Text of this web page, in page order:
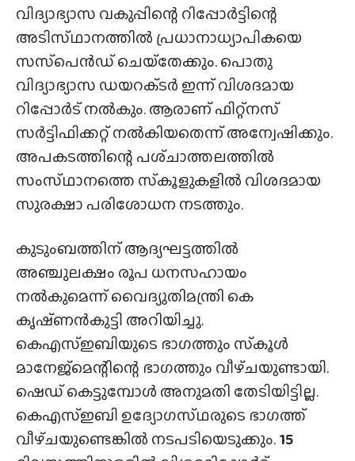
വിദ്യാഭ്യാസ വകുപ്പിന്റെ റിപ്പോർട്ടിന്റെ
അടിസ്‌ഥാനത്തിൽ പ്രധാനാധ്യാപികയെ
സസ്‌പെൻഡ് ചെയ്‌തേക്കും. പൊതു
വിദ്യാഭ്യാസ ഡയറക്‌ടർ ഇന്ന് വിശദമായ
റിപ്പോർട് നൽകും. ആരാണ് ഫിറ്റ്നസ്
സർട്ടിഫിക്കറ്റ് നൽകിയതെന്ന് അന്വേഷിക്കും.
അപകടത്തിന്റെ പശ്‌ചാത്തലത്തിൽ
സംസ്‌ഥാനത്തെ സ്‌കൂളുകളിൽ വിശദമായ
സുരക്ഷാ പരിശോധന നടത്തും.
കുടുംബത്തിന് ആദ്യഘട്ടത്തിൽ
അഞ്ചുലക്ഷം രൂപ ധനസഹായം
നൽകുമെന്ന് വൈദ്യുതിമന്ത്രി കെ
കൃഷ്‌ണൻകുട്ടി അറിയിച്ചു.
കെഎസ്ഇബിയുടെ ഭാഗത്തും സ്‌കൂൾ
മാനേജ്‍മെന്റിന്റെ ഭാഗത്തും വീഴ്‌ചയുണ്ടായി.
ഷെഡ് കെട്ടുമ്പോൾ അനുമതി തേടിയിട്ടില്ല.
കെഎസ്ഇബി ഉദ്യോഗസ്‌ഥരുടെ ഭാഗത്ത്
വീഴ്‌ചയുണ്ടെങ്കിൽ നടപടിയെടുക്കും.15